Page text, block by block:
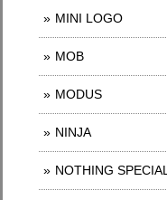
MINI LOGO
MOB
MODUS
NINJA
NOTHING SPECIAL